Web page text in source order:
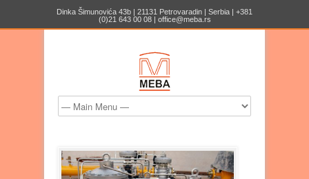
Dinka Šimunovića 43b | 21131 Petrovaradin | Serbia | +381
(0)21 643 00 08 | office@meba.rs